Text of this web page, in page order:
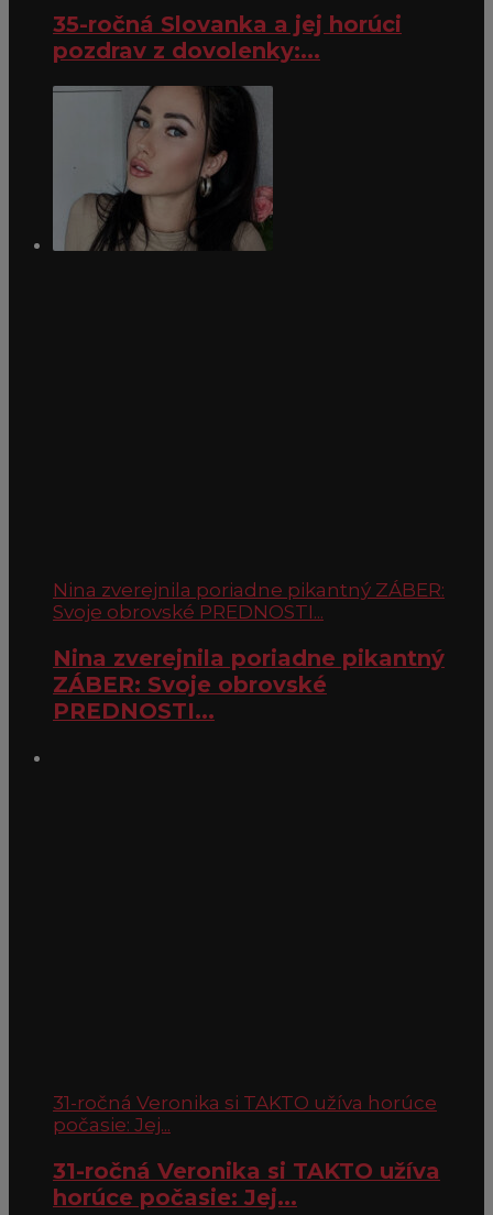
35-ročná Slovanka a jej horúci
pozdrav z dovolenky:...
Nina zverejnila poriadne pikantný ZÁBER:
Svoje obrovské PREDNOSTI...
Nina zverejnila poriadne pikantný
ZÁBER: Svoje obrovské
PREDNOSTI...
31-ročná Veronika si TAKTO užíva horúce
počasie: Jej...
31-ročná Veronika si TAKTO užíva
horúce počasie: Jej...